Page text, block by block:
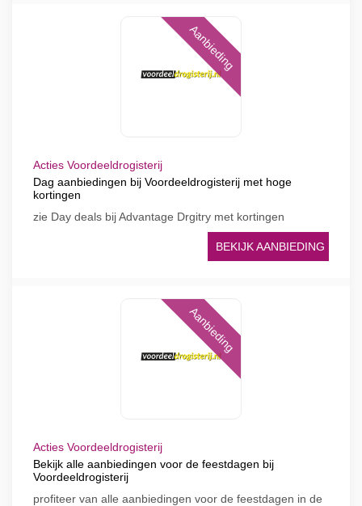
Aanbieding
Acties Voordeeldrogisterij
Dag aanbiedingen bij Voordeeldrogisterij met hoge
kortingen
zie Day deals bij Advantage Drgitry met kortingen
BEKIJK AANBIEDING
Aanbieding
Acties Voordeeldrogisterij
Bekijk alle aanbiedingen voor de feestdagen bij
Voordeeldrogisterij
profiteer van alle aanbiedingen voor de feestdagen in de